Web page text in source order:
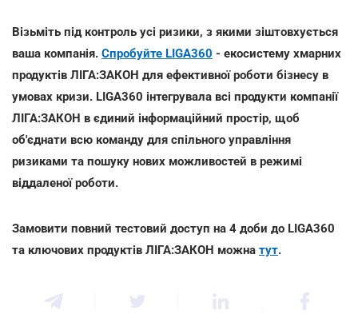
Візьміть під контроль усі ризики, з якими зіштовхується
ваша компанія. Спробуйте LIGA360 - екосистему хмарних
продуктів ЛІГА:ЗАКОН для ефективної роботи бізнесу в
умовах кризи. LIGA360 інтегрувала всі продукти компанії
ЛІГА:ЗАКОН в єдиний інформаційний простір, щоб
об'єднати всю команду для спільного управління
ризиками та пошуку нових можливостей в режимі
віддаленої роботи.
Замовити повний тестовий доступ на 4 доби до LIGA360
та ключових продуктів ЛІГА:ЗАКОН можна тут.